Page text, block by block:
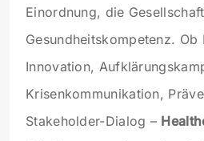
Einordnung, die
Gesundheitskompetenz. Ob
Innovation,
Krisenkommunikation,
Stakeholder-Dialog –